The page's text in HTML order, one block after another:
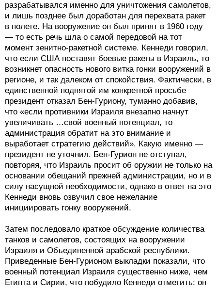
разрабатывался именно для уничтожения самолетов,
и лишь позднее был доработан для перехвата ракет
в полете. На вооружение он был принят в 1960 году
— то есть речь шла о самой передовой на тот
момент зенитно-ракетной системе. Кеннеди говорил,
что если США поставят боевые ракеты в Израиль, то
возникнет опасность нового витка гонки вооружений в
регионе, и так далеком от спокойствия. Фактически, в
единственной поднятой им конкретной просьбе
президент отказал Бен-Гуриону, туманно добавив,
что «если противники Израиля внезапно начнут
увеличивать …свой военный потенциал, то
администрация обратит на это внимание и
выработает стратегию действий». Какую именно —
президент не уточнил. Бен-Гурион не отступал,
повторяя, что Израиль просит об оружии не только на
основании обещаний прежней администрации, но и в
силу насущной необходимости, однако в ответ на это
Кеннеди вновь озвучил свое нежелание
инициировать гонку вооружений.
Затем последовало краткое обсуждение количества
танков и самолетов, состоящих на вооружении
Израиля и Объединенной арабской республики.
Приведенные Бен-Гурионом выкладки показали, что
военный потенциал Израиля существенно ниже, чем
Египта и Сирии, что побудило Кеннеди отметить: он